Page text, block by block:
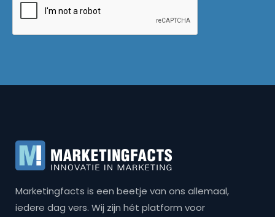
Marketingfacts is een beetje van ons allemaal,
iedere dag vers. Wij zijn hét platform voor